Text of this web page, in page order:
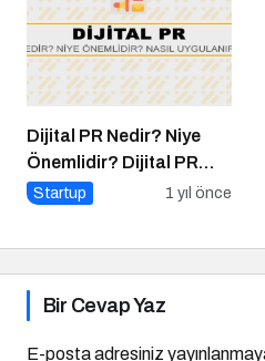
Dijital PR Nedir? Niye
Önemlidir? Dijital PR
Nasıl Uygulanır?
Startup 1 yıl önce
Bir Cevap Yaz
E-posta adresiniz